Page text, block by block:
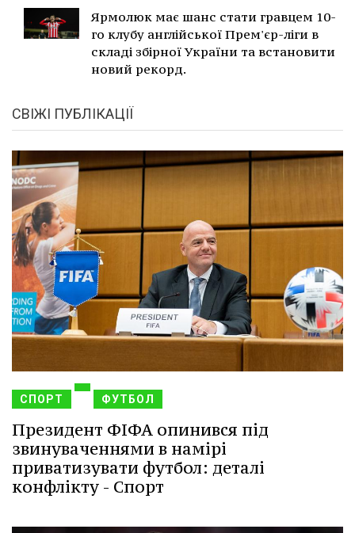
Ярмолюк має шанс стати гравцем 10-
го клубу англійської Прем'єр-ліги в
складі збірної України та встановити
новий рекорд.
СВІЖІ ПУБЛІКАЦІЇ
СПОРТ ФУТБОЛ
Президент ФІФА опинився під
звинуваченнями в намірі
приватизувати футбол: деталі
конфлікту - Спорт